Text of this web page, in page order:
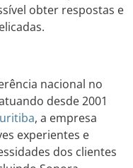
obter respostas e
nacional no
desde 2001
, a empresa
experientes e
dos clientes